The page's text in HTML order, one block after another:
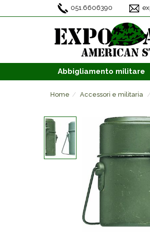
051.6606390
Abbigliamento militare
Home Accessori e militaria